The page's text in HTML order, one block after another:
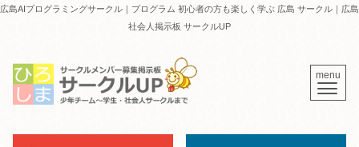
広島AIプログラミングサークル｜プログラム 初心者の方も楽しく学ぶ 広島 サークル｜広島
社会人掲示板 サークルUP
menu